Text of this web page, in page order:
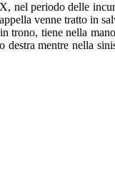
nel periodo delle
venne tratto in
trono, tiene nella
mentre nella